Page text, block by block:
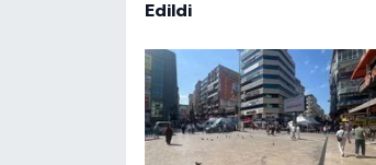
Edildi